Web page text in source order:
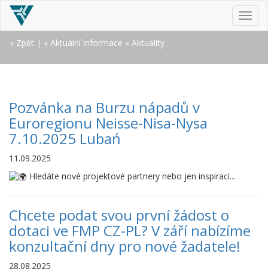
« Zpět | « Aktuální informace « Aktuality
Pozvánka na Burzu nápadů v
Euroregionu Neisse-Nisa-Nysa
7.10.2025 Lubań
11.09.2025
Hledáte nové projektové partnery nebo jen inspiraci...
Chcete podat svou první žádost o
dotaci ve FMP CZ-PL? V září nabízíme
konzultační dny pro nové žadatele!
28.08.2025